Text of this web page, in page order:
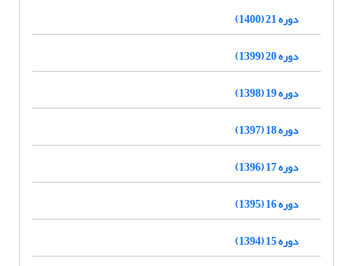
دوره 21 (1400)
دوره 20 (1399)
دوره 19 (1398)
دوره 18 (1397)
دوره 17 (1396)
دوره 16 (1395)
دوره 15 (1394)